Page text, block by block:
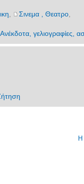
Σινεμα , Θεατρο,
Ανέκδοτα, γελιογραφίες,
Η